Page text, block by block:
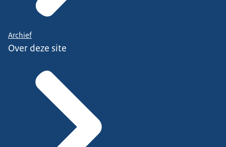
Archief
Over deze site